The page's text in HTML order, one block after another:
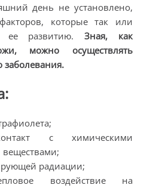
день не установлено,
которые так или
ее развитию. Зная, как
можно осуществлять
заболевания.
с химическими
радиации;
воздействие на